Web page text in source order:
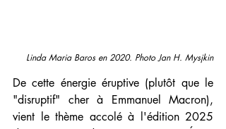
Linda Maria Baros en 2020. Photo Jan H. Mysjkin
De cette énergie éruptive (plutôt que le
"disruptif" cher à Emmanuel Macron),
vient le thème accolé à l'édition 2025